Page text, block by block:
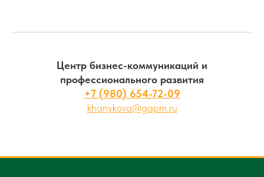
Центр бизнес-коммуникаций и
профессионального развития
+7 (980) 654-72-09
khanykova@gapm.ru